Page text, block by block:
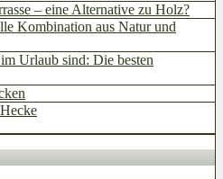
– eine Alternative zu Holz?
Kombination aus Natur und
Urlaub sind: Die besten